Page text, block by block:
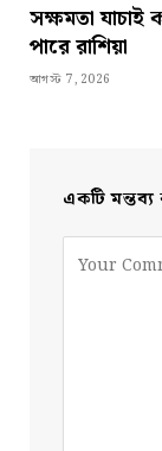
সক্ষমতা যাচাই
পারে রাশিয়া
আগস্ট 7, 2026
একটি